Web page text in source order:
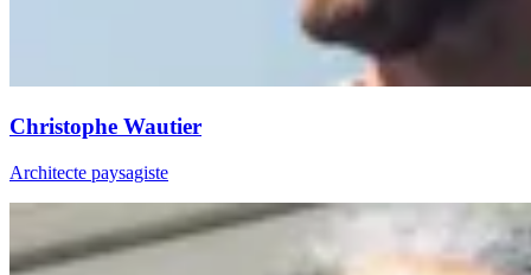
Christophe Wautier
Architecte paysagiste